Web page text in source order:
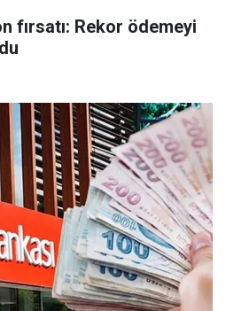
fırsatı: Rekor ödemeyi